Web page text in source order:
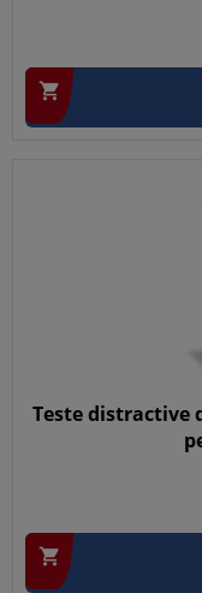

Teste distractive
